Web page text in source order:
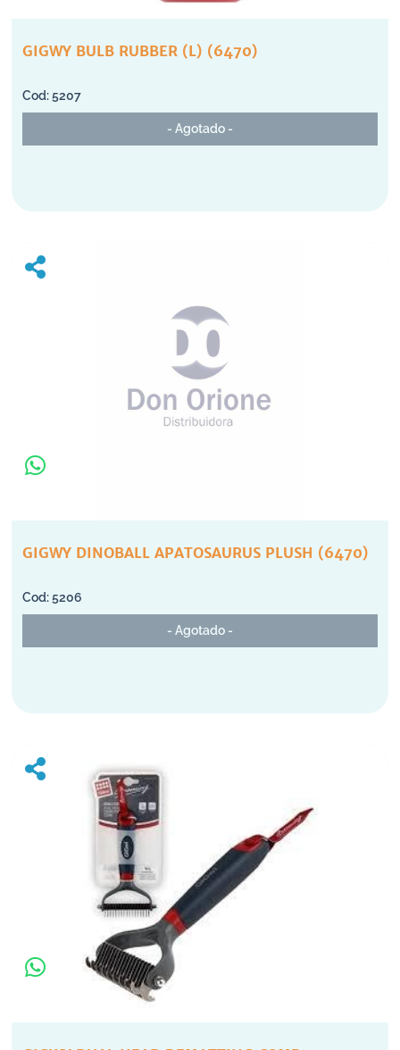
GIGWY BULB RUBBER (L) (6470)
5207
- Agotado -
GIGWY DINOBALL APATOSAURUS PLUSH (6470)
5206
- Agotado -